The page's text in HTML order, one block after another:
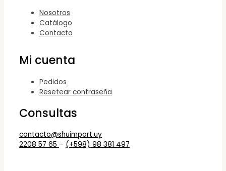
Nosotros
Catálogo
Contacto
Mi cuenta
Pedidos
Resetear contraseña
Consultas
contacto@shuimport.uy
2208 57 65 – (+598) 98 381 497